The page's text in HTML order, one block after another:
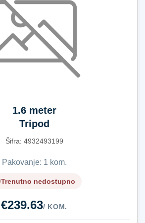
1.6 meter
Tripod
Šifra: 4​9​3​2​4​9​3​1​9​9​
Pakovanje: 1 kom.
Trenutno nedostupno
€239.63/ KOM.